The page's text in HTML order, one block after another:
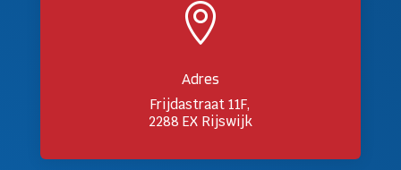

Adres
Frijdastraat 11F,
2288 EX Rijswijk